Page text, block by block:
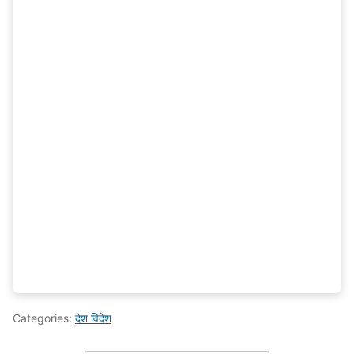
Categories: देश विदेश